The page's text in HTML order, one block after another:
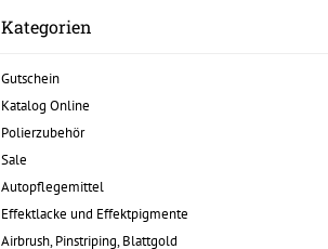
Kategorien
Gutschein
Katalog Online
Polierzubehör
Sale
Autopflegemittel
Effektlacke und Effektpigmente
Airbrush, Pinstriping, Blattgold